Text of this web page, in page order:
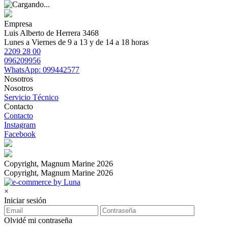
Empresa
Luis Alberto de Herrera 3468
Lunes a Viernes de 9 a 13 y de 14 a 18 horas
2209 28 00
096209956
WhatsApp: 099442577
Nosotros
Nosotros
Servicio Técnico
Contacto
Contacto
Instagram
Facebook
Copyright, Magnum Marine 2026
Copyright, Magnum Marine 2026
×
Iniciar sesión
Olvidé mi contraseña